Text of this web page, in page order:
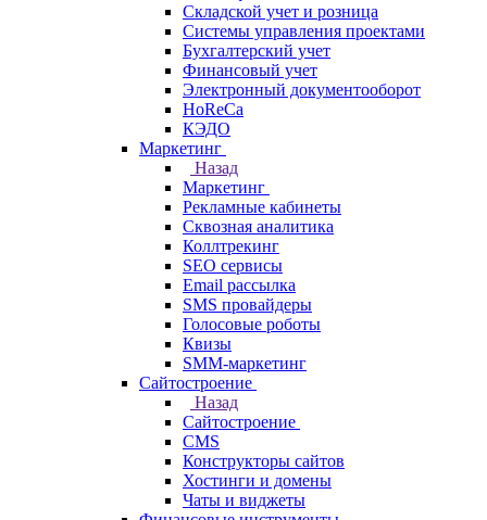
Складской учет и розница
Системы управления проектами
Бухгалтерский учет
Финансовый учет
Электронный документооборот
HoReCa
КЭДО
Маркетинг
Назад
Маркетинг
Рекламные кабинеты
Cквозная аналитика
Коллтрекинг
SEO сервисы
Email расcылка
SMS провайдеры
Голосовые роботы
Квизы
SMM-маркетинг
Сайтостроение
Назад
Сайтостроение
CMS
Конструкторы сайтов
Хостинги и домены
Чаты и виджеты